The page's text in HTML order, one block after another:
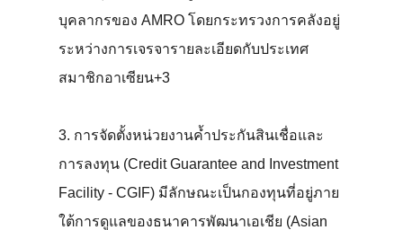
บุคลากรของ AMRO โดยกระทรวงการคลังอยู่
ระหว่างการเจรจารายละเอียดกับประเทศ
สมาชิกอาเซียน+3
3. การจัดตั้งหน่วยงานค้ำประกันสินเชื่อและ
การลงทุน (Credit Guarantee and Investment
Facility - CGIF) มีลักษณะเป็นกองทุนที่อยู่ภาย
ใต้การดูแลของธนาคารพัฒนาเอเชีย (Asian